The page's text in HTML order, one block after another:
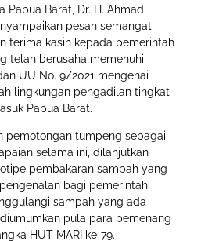
Papua Barat, Dr. H. Ahmad
pesan semangat
terima kasih kepada pemerintah
telah berusaha memenuhi
UU No. 9/2021 mengenai
lingkungan pengadilan tingkat
Papua Barat.
pemotongan tumpeng sebagai
selama ini, dilanjutkan
pembakaran sampah yang
bagi pemerintah
sampah yang ada
pula para pemenang
HUT MARI ke-79.